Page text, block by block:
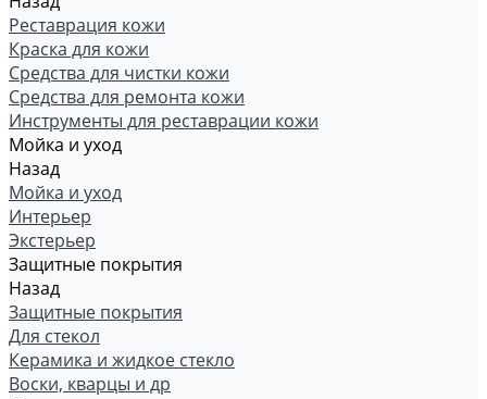
Реставрация кожи
Краска для кожи
Средства для чистки кожи
Средства для ремонта кожи
Инструменты для реставрации кожи
Мойка и уход
Назад
Мойка и уход
Интерьер
Экстерьер
Защитные покрытия
Назад
Защитные покрытия
Для стекол
Керамика и жидкое стекло
Воски, кварцы и др